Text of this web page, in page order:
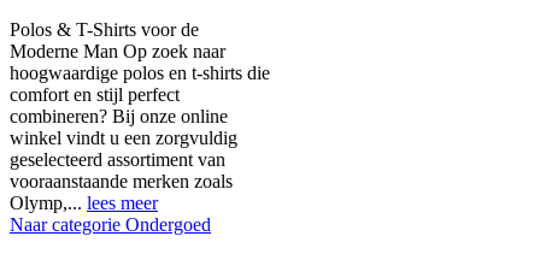
Polos & T-Shirts voor de
Moderne Man Op zoek naar
hoogwaardige polos en t-shirts die
comfort en stijl perfect
combineren? Bij onze online
winkel vindt u een zorgvuldig
geselecteerd assortiment van
vooraanstaande merken zoals
Olymp,... lees meer
Naar categorie Ondergoed